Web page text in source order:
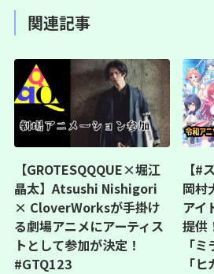
関連記事
【GROTESQQQUE×堀江
晶太】Atsushi Nishigori
× CloverWorksが手掛け
る劇場アニメにアーティス
トとして参加が決定！
#GTQ123
【
岡村
アイ
提供
「
「